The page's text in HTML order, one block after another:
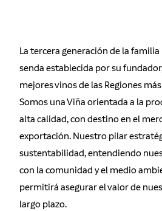
La tercera generación de la
senda establecida por su
mejores vinos de las Regiones
Somos una Viña orientada a la
alta calidad, con destino en el
exportación. Nuestro pilar
sustentabilidad, entendiendo
con la comunidad y el medio
permitirá asegurar el valor de
largo plazo.